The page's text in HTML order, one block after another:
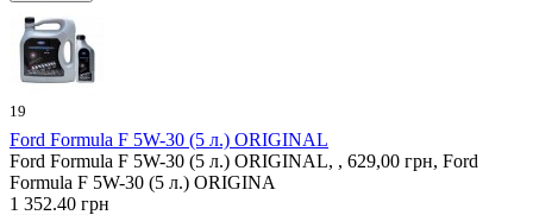
19
Ford Formula F 5W-30 (5 л.) ORIGINAL
Ford Formula F 5W-30 (5 л.) ORIGINAL, , 629,00 грн, Ford
Formula F 5W-30 (5 л.) ORIGINA
1 352.40 грн